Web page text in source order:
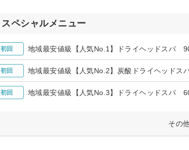
スペシャルメニュー
初回 地域最安値級【人気No.1】ドライヘッドスパ
初回 地域最安値級【人気No.2】炭酸ドライヘッド
初回 地域最安値級【人気No.3】ドライヘッドスパ
その